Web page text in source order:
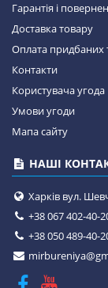
Гарантія і
Доставка товару
Оплата придбаних
Контакти
Користувача угода
Умови угоди
Мапа сайту
НАШІ
Харків вул.
+38 067 402-40-
+38 050 489-40-